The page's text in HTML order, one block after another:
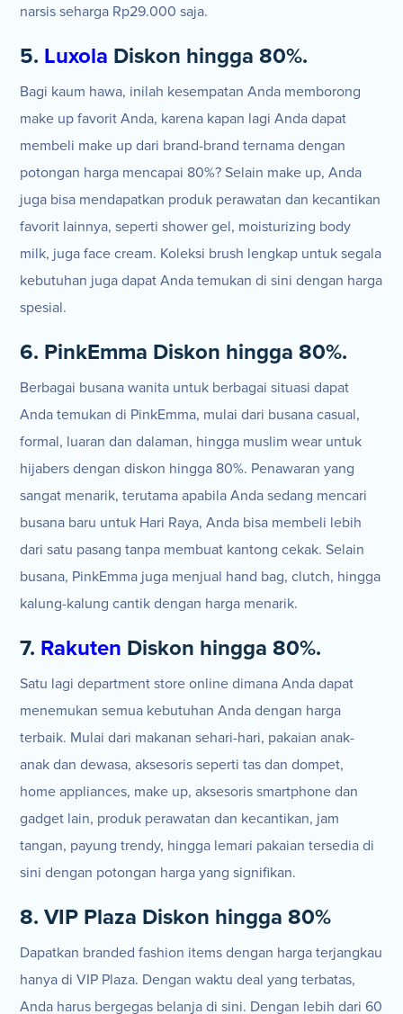
narsis seharga Rp29.000 saja.
5. Luxola Diskon hingga 80%.
Bagi kaum hawa, inilah kesempatan Anda memborong
make up favorit Anda, karena kapan lagi Anda dapat
membeli make up dari brand-brand ternama dengan
potongan harga mencapai 80%? Selain make up, Anda
juga bisa mendapatkan produk perawatan dan kecantikan
favorit lainnya, seperti shower gel, moisturizing body
milk, juga face cream. Koleksi brush lengkap untuk segala
kebutuhan juga dapat Anda temukan di sini dengan harga
spesial.
6. PinkEmma Diskon hingga 80%.
Berbagai busana wanita untuk berbagai situasi dapat
Anda temukan di PinkEmma, mulai dari busana casual,
formal, luaran dan dalaman, hingga muslim wear untuk
hijabers dengan diskon hingga 80%. Penawaran yang
sangat menarik, terutama apabila Anda sedang mencari
busana baru untuk Hari Raya, Anda bisa membeli lebih
dari satu pasang tanpa membuat kantong cekak. Selain
busana, PinkEmma juga menjual hand bag, clutch, hingga
kalung-kalung cantik dengan harga menarik.
7. Rakuten Diskon hingga 80%.
Satu lagi department store online dimana Anda dapat
menemukan semua kebutuhan Anda dengan harga
terbaik. Mulai dari makanan sehari-hari, pakaian anak-
anak dan dewasa, aksesoris seperti tas dan dompet,
home appliances, make up, aksesoris smartphone dan
gadget lain, produk perawatan dan kecantikan, jam
tangan, payung trendy, hingga lemari pakaian tersedia di
sini dengan potongan harga yang signifikan.
8. VIP Plaza Diskon hingga 80%
Dapatkan branded fashion items dengan harga terjangkau
hanya di VIP Plaza. Dengan waktu deal yang terbatas,
Anda harus bergegas belanja di sini. Dengan lebih dari 60